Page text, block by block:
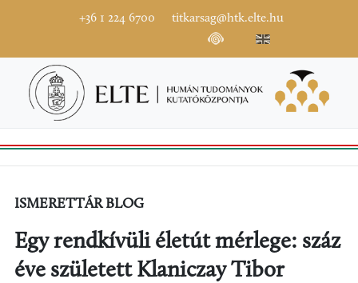
+36 1 224 6700 titkarsag@htk.elte.hu
ISMERETTÁR BLOG
Egy rendkívüli életút mérlege: száz
éve született Klaniczay Tibor